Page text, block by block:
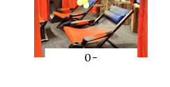
0-